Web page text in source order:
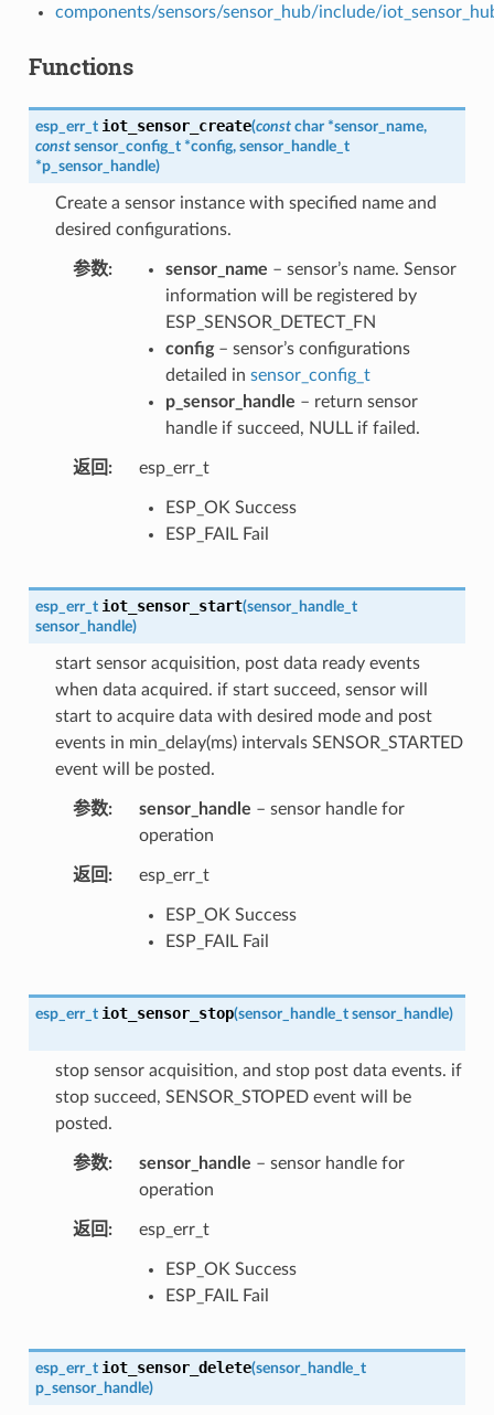
components/sensors/sensor_hub/include/
Functions
esp_err_t iot_sensor_create(const char *sensor_name,
const sensor_config_t *config, sensor_handle_t
*p_sensor_handle)
Create a sensor instance with specified name and
desired configurations.
参数 sensor_name – sensor’s name. Sensor
information will be registered by
ESP_SENSOR_DETECT_FN
config– sensor’s configurations
detailed in sensor_config_t
p_sensor_handle – return sensor
handle if succeed, NULL if failed.
返回 esp_err_t
ESP_OK Success
ESP_FAIL Fail
esp_err_t iot_sensor_start(sensor_handle_t
sensor_handle)
start sensor acquisition, post data ready events
when data acquired. if start succeed, sensor will
start to acquire data with desired mode and post
events in min_delay(ms) intervals SENSOR_STARTED
event will be posted.
参数 sensor_handle – sensor handle for
operation
返回 esp_err_t
ESP_OK Success
ESP_FAIL Fail
esp_err_t iot_sensor_stop(sensor_handle_t sensor_handle)
stop sensor acquisition, and stop post data events. if
stop succeed, SENSOR_STOPED event will be
posted.
参数 sensor_handle – sensor handle for
operation
返回 esp_err_t
ESP_OK Success
ESP_FAIL Fail
esp_err_t iot_sensor_delete(sensor_handle_t
p_sensor_handle)